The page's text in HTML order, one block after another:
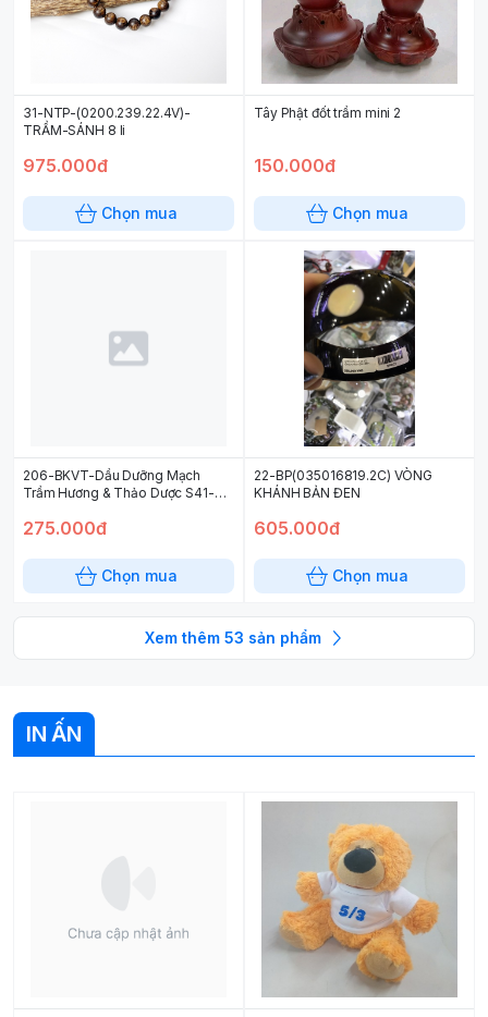
31-NTP-(0200.239.22.4V)-
TRẦM-SÁNH 8 li
975.000đ
Chọn mua
Tây Phật đốt trầm mini 2
150.000đ
Chọn mua
206-BKVT-Dầu Dưỡng Mạch
Trầm Hương & Thảo Dược S41-
275.000đ
Chọn mua
22-BP(035016819.2C) VÒNG
KHÁNH BẢN ĐEN
605.000đ
Chọn mua
Xem thêm 53 sản phẩm
IN ẤN